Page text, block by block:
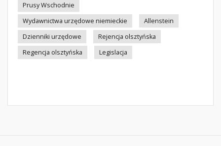
Prusy Wschodnie
Wydawnictwa urzędowe niemieckie
Allenstein
Dzienniki urzędowe
Rejencja olsztyńska
Regencja olsztyńska
Legislacja